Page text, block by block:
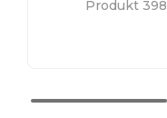
Produkt